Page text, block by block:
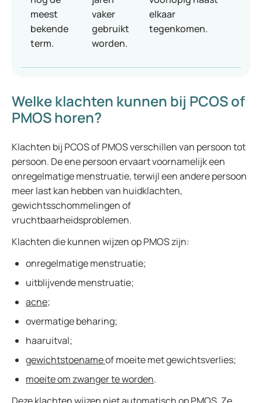
meest
bekende
term.
vaker
gebruikt
worden.
elkaar
tegenkomen.
Welke klachten kunnen bij PCOS of
PMOS horen?
Klachten bij PCOS of PMOS verschillen van persoon tot
persoon. De ene persoon ervaart voornamelijk een
onregelmatige menstruatie, terwijl een andere persoon
meer last kan hebben van huidklachten,
gewichtsschommelingen of
vruchtbaarheidsproblemen.
Klachten die kunnen wijzen op PMOS zijn:
onregelmatige menstruatie;
uitblijvende menstruatie;
acne;
overmatige beharing;
haaruitval;
gewichtstoenameof moeite met gewichtsverlies;
moeite om zwanger te worden.